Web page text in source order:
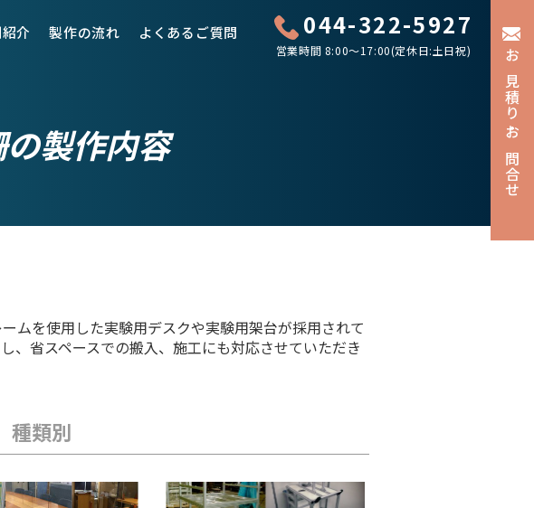
介 製作の流れ よくあるご質問 044-322-5927
営業時間 8:00〜17:00(定休日:土日祝)
お見積り・お問合せ
製作内容
ムを使用した実験用デスクや実験用架台が採用されて
、省スペースでの搬入、施工にも対応させていただき
種類別